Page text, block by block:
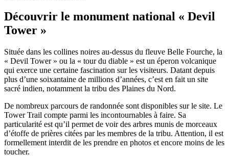
Découvrir le monument national « Devil
Tower »
Située dans les collines noires au-dessus du fleuve Belle Fourche, la
« Devil Tower » ou la « tour du diable » est un éperon volcanique
qui exerce une certaine fascination sur les visiteurs. Datant depuis
plus d’une soixantaine de millions d’années, c’est en fait un site
sacré indien, notamment la tribu des Plaines du Nord.
De nombreux parcours de randonnée sont disponibles sur le site. Le
Tower Trail compte parmi les incontournables à faire. Sa
particularité est qu’il permet de voir des arbres munis de morceaux
d’étoffe de prières citées par les membres de la tribu. Attention, il est
formellement interdit de les prendre en photos et encore moins de les
toucher.